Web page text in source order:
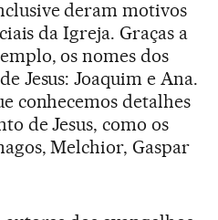
deram motivos
da Igreja. Graças a
os nomes dos
Jesus: Joaquim e Ana.
conhecemos detalhes
de Jesus, como os
Melchior, Gaspar